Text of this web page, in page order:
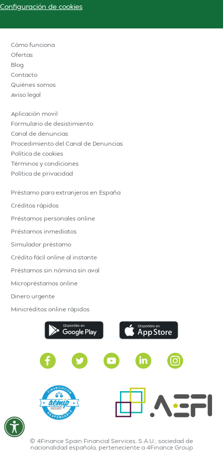
Configuración de cookies
Cómo funciona
Ofertas
Blog
Contacto
Quiénes somos
Aviso legal
Aplicación movil
Formulario de desistimiento
Canal de denuncias
Procedimiento del Canal de Denuncias
Política de cookies
Términos y condiciones
Política de privacidad
Préstamo para extranjeros en España
Créditos rápidos
Préstamos personales online
Préstamos inmediatos
Simulador préstamo
Crédito fácil online al instante
Préstamos sin nómina sin aval
Micropréstamos online
Dinero urgente
Minicréditos online rápidos
© 4Finance Spain Financial Services, S.A.U., sociedad de
nacionalidad española, perteneciente a 4Finance Group